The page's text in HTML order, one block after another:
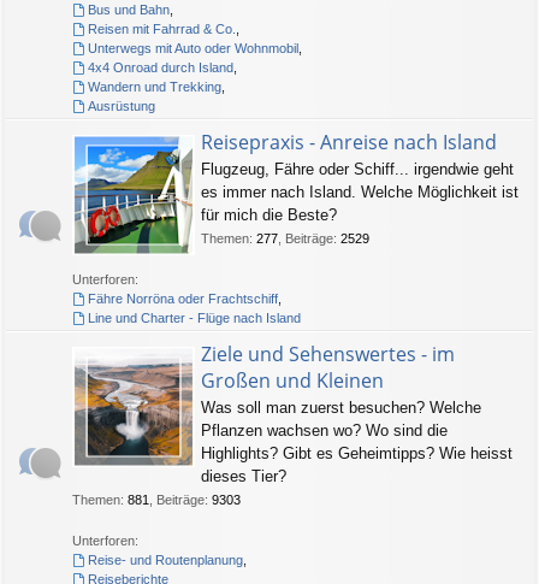
Bus und Bahn,
Reisen mit Fahrrad & Co.
Unterwegs mit Auto oder Wohnmobil,
4x4 Onroad durch Island,
Wandern und Trekking,
Ausrüstung
Reisepraxis - Anreise nach Island
Flugzeug, Fähre oder Schiff... irgendwie geht
es immer nach Island. Welche Möglichkeit ist
für mich die Beste?
Themen: 277 Beiträge: 2529
Unterforen:
Fähre Norröna oder Frachtschiff,
Line und Charter - Flüge nach Island
Ziele und Sehenswertes - im
Großen und Kleinen
Was soll man zuerst besuchen? Welche
Pflanzen wachsen wo? Wo sind die
Highlights? Gibt es Geheimtipps? Wie heisst
dieses Tier?
Themen: 881 Beiträge: 9303
Unterforen:
Reise- und Routenplanung,
Reiseberichte